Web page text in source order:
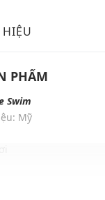
PHẨM
Swim
Mỹ